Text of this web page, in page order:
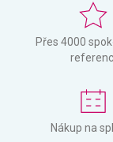
Přes 4000
Nákup na